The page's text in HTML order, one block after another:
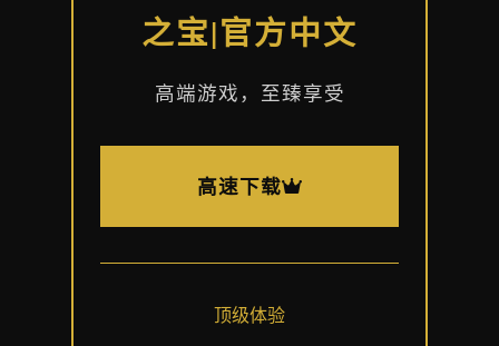
之宝|官方中文
高端游戏，至臻享受
高速下载
顶级体验